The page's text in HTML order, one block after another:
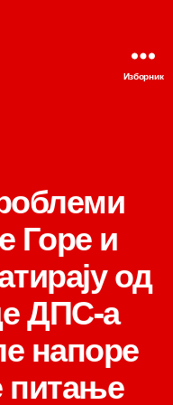
Изборник
Горе и
од
ДПС-а
напоре
питање